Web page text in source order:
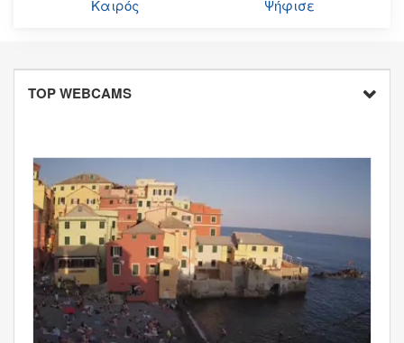
Καιρός Ψήφισε
TOP WEBCAMS